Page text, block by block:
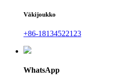
Väkijoukko
+86-18134522123
WhatsApp